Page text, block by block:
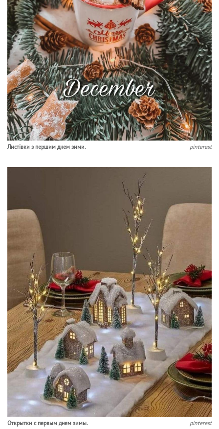
Листівки з першим днем зими. pinterest
Открытки с первым днем зимы. pinterest